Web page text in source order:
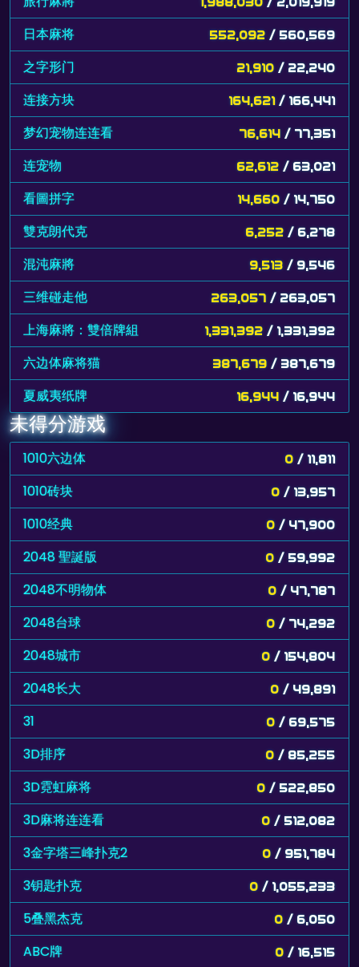
日本麻将 552,092 / 560,569
之字形门 21,910 / 22,240
连接方块 164,621 / 166,441
梦幻宠物连连看 76,614 / 77,351
连宠物 62,612 / 63,021
看圖拼字 14,660 / 14,750
雙克朗代克 6,252 / 6,278
混沌麻將 9,513 / 9,546
三维碰走他 263,057 / 263,057
上海麻將：雙倍牌組 1,331,392 / 1,331,392
六边体麻将猫 387,679 / 387,679
夏威夷纸牌 16,944 / 16,944
未得分游戏
1010六边体 0 / 11,811
1010砖块 0 / 13,957
1010经典 0 / 47,900
2048 聖誕版 0 / 59,992
2048不明物体 0 / 47,787
2048台球 0 / 74,292
2048城市 0 / 154,804
2048长大 0 / 49,891
31 0 / 69,575
3D排序 0 / 85,255
3D霓虹麻将 0 / 522,850
3D麻将连连看 0 / 512,082
3金字塔三峰扑克2 0 / 951,784
3钥匙扑克 0 / 1,055,233
5叠黑杰克 0 / 6,050
ABC牌 0 / 16,515